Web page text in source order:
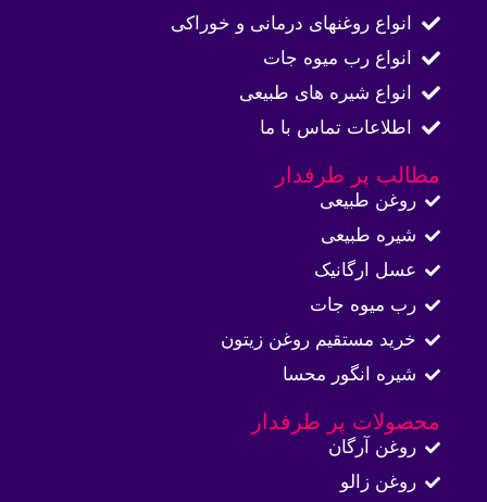
انواع روغنهای درمانی و خوراکی
انواع رب میوه جات
انواع شیره های طبیعی
اطلاعات تماس با ما​
مطالب پر طرفدار
روغن طبیعی
شیره طبیعی
عسل ارگانیک
رب میوه جات
خرید مستقیم روغن زیتون
شیره انگور محسا
محصولات پر طرفدار
روغن آرگان
روغن زالو